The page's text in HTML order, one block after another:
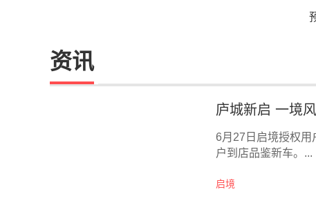
资讯
庐城新启 一境
6月27日启境授权用
户到店品鉴新车。...
启境